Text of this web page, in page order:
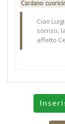
Cardano
Ciao
sorriso,
affetto